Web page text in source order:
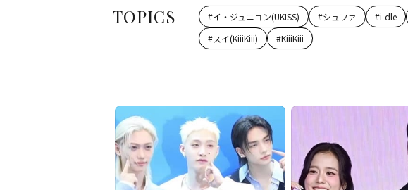
TOPICS #イ・ジュニョン(UKISS) #シュファ #i-dle
#スイ(KiiiKiii) #KiiiKiii